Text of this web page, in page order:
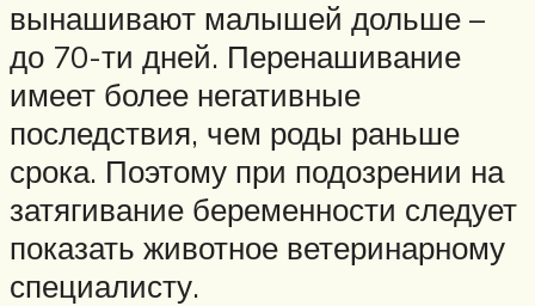
вынашивают малышей дольше –
до 70-ти дней. Перенашивание
имеет более негативные
последствия, чем роды раньше
срока. Поэтому при подозрении на
затягивание беременности следует
показать животное ветеринарному
специалисту.